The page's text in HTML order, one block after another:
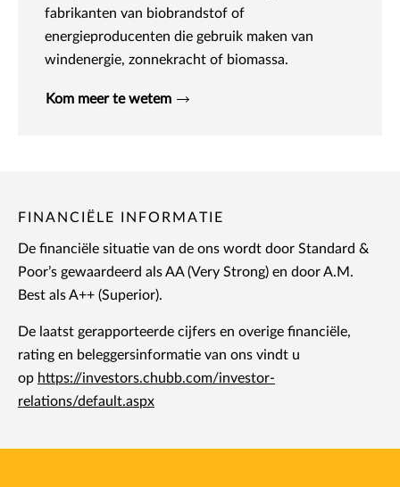
fabrikanten van biobrandstof of
energieproducenten die gebruik maken van
windenergie, zonnekracht of biomassa.
Kom meer te wetem
FINANCIËLE INFORMATIE
De financiële situatie van de ons wordt door Standard &
Poor’s gewaardeerd als AA (Very Strong) en door A.M.
Best als A++ (Superior).
De laatst gerapporteerde cijfers en overige financiële,
rating en beleggersinformatie van ons vindt u
op https://investors.chubb.com/investor-
relations/default.aspx